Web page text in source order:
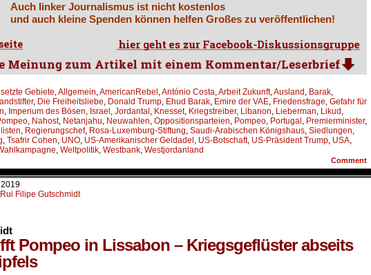
Auch linker Journalismus ist nicht kostenlos
und auch kleine Spenden können helfen Großes zu veröffentlichen!
Gebiete,Allgemein,AmericanRebel ,António Costa,Arbeit Zukunft,Ausland , Barak,
, Die Freiheitsliebe, Donald Trump, Ehud Barak, Emire der VAE, Friedensfrage, Gefahr für
, Imperium des Bösen, Israel , Jordantal , Knesset, Kriegstreiber, Libanon, Lieberman, Likud ,
, Nahost, Netanjahu, Neuwahlen, Oppositionsparteien, Pompeo, Portugal , Premierminister,
, Regierungschef, Rosa-Luxemburg-Stiftung, Saudi-Arabischen Königshaus, Siedlungen,
, Tsafrir Cohen, UNO, US-Amerikanischer Geldadel , US-Botschaft, US-Präsident Trump, USA,
, Weltpolitik, Westbank, Westjordanland
Comment
Rui Filipe Gutschmidt
Pompeo in Lissabon – Kriegsgeflüster abseits